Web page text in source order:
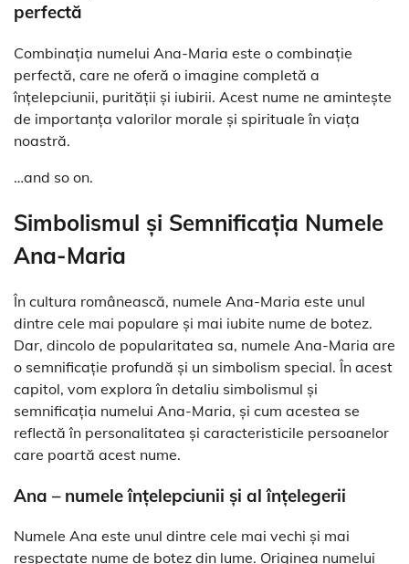
perfectă
Combinația numelui Ana-Maria este o combinație
perfectă, care ne oferă o imagine completă a
înțelepciunii, purității și iubirii. Acest nume ne amintește
de importanța valorilor morale și spirituale în viața
noastră.
…and so on.
Simbolismul și Semnificația Numele
Ana-Maria
În cultura românească, numele Ana-Maria este unul
dintre cele mai populare și mai iubite nume de botez.
Dar, dincolo de popularitatea sa, numele Ana-Maria are
o semnificație profundă și un simbolism special. În acest
capitol, vom explora în detaliu simbolismul și
semnificația numelui Ana-Maria, și cum acestea se
reflectă în personalitatea și caracteristicile persoanelor
care poartă acest nume.
Ana – numele înțelepciunii și al înțelegerii
Numele Ana este unul dintre cele mai vechi și mai
respectate nume de botez din lume. Originea numelui